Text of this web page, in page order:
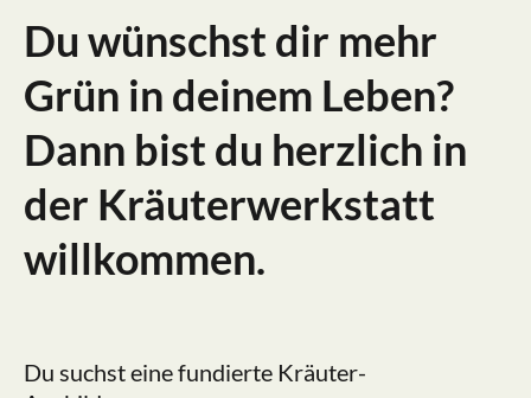
Du wünschst dir mehr
Grün in deinem Leben?
Dann bist du herzlich in
der Kräuterwerkstatt
willkommen.
Du suchst eine fundierte Kräuter-